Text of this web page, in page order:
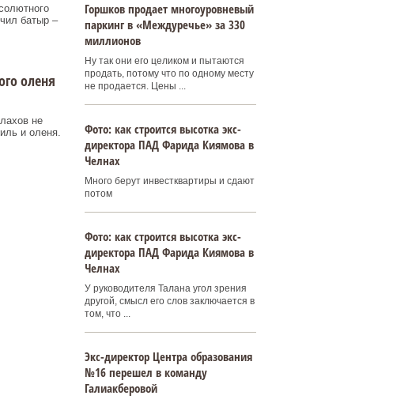
батыр –
оленя
не
и оленя.
Горшков продает многоуровневый
паркинг в «Междуречье» за 330
миллионов
Ну так они его целиком и пытаются
продать, потому что по одному месту
не продается. Цены ...
Фото: как строится высотка экс-
директора ПАД Фарида Киямова в
Челнах
Много берут инвестквартиры и сдают
потом
Фото: как строится высотка экс-
директора ПАД Фарида Киямова в
Челнах
У руководителя Талана угол зрения
другой, смысл его слов заключается в
том, что ...
Экс-директор Центра образования
№16 перешел в команду
Галиакберовой